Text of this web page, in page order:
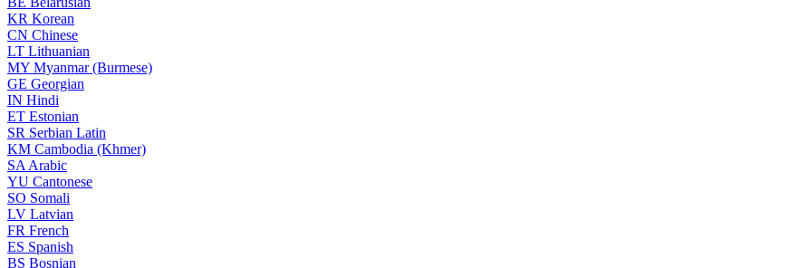
KR Korean
CN Chinese
LT Lithuanian
MY Myanmar (Burmese)
GE Georgian
IN Hindi
ET Estonian
SR Serbian Latin
KM Cambodia (Khmer)
SA Arabic
YU Cantonese
SO Somali
LV Latvian
FR French
ES Spanish
BS Bosnian